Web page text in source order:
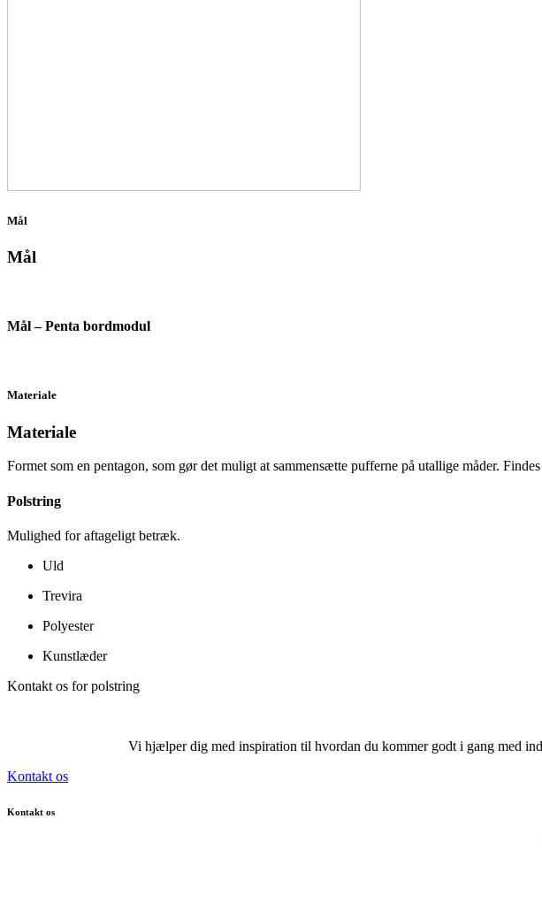
Mål
Mål
Mål – Penta bordmodul
Materiale
Materiale
Formet som en pentagon, som gør det muligt at sammensætte pufferne på utallige måder.
Polstring
Mulighed for aftageligt betræk.
Uld
Trevira
Polyester
Kunstlæder
Kontakt os for polstring
Vi hjælper dig med inspiration til hvordan du kommer godt i gang med
Kontakt os
Kontakt os